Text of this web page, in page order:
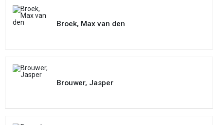
Broek, Max van den
Brouwer, Jasper